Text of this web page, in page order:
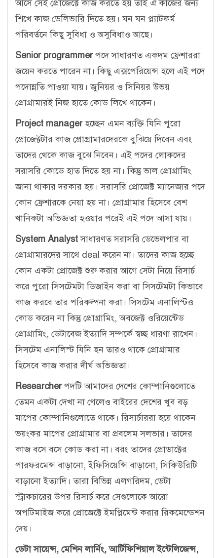
আসে সেই প্রোজেক্টে কাজ করতে হয় তাই ঐ কাজের জন্য
শিখে কাজ ডেলিভারি দিতে হয়। ঘন ঘন প্ল্যাটফর্ম
পরিবর্তনে কিছু সুবিধা ও অসুবিধাও আছে।
Senior programmerপদে সাধারণত একদম ফ্রেশাররা
জয়েন করতে পারেন না। কিছু এক্সপেরিয়েন্স হলে এই পদে
পদোন্নতি পাওয়া যায়। জুনিয়র ও সিনিয়র উভয়
প্রোগ্রামারই নিজ হাতে কোড লিখে থাকেন।
Project managerহচ্ছেন এমন ব্যক্তি যিনি পুরো
প্রোজেক্টটার কাজ প্রোগ্রামারদেরকে বুঝিয়ে দিবেন এবং
তাদের থেকে কাজ বুঝে নিবেন। এই পদের লোকদের
সরাসরি কোডে হাত দিতে হয় না। কিন্তু ভাল প্রোগ্রামিং
জানা থাকার দরকার হয়। সরাসরি প্রোজেক্ট ম্যানেজার পদে
কোন ফ্রেশারকে নেয়া হয় না। প্রোগ্রামার হিসেবে বেশ
খানিকটা অভিজ্ঞতা হওয়ার পরেই এই পদে আসা যায়।
System Analystসাধারণত সরাসরি ডেভেলপার বা
প্রোগ্রামারদের সাথে deal করেন না। তাদের কাজ হচ্ছে
কোন একটা প্রোজেক্ট শুরু করার আগে সেটা নিয়ে রিসার্চ
করে পুরো সিসটেমটা ডিজাইন করা বা সিসটেমটা কিভাবে
কাজ করবে তার পরিকল্পনা করা। সিসটেম এনালিস্টও
কোড করেন না কিন্তু প্রোগ্রামিং, অবজেক্ট ওরিয়েন্টেড
প্রোগ্রামিং, ডেটাবেজ ইত্যাদি সম্পর্কে স্বচ্ছ ধারণা রাখেন।
সিসটেম এনালিস্ট যিনি হন তারও থাকে প্রোগ্রামার
হিসেবে কাজ করার দীর্ঘ অভিজ্ঞতা।
Researcherপদটি আমাদের দেশের কোম্পানিগুলোতে
তেমন একটা দেখা না গেলেও বাইরের দেশের খুব বড়
মাপের কোম্পানিগুলোতে থাকে। রিসার্চাররা হয়ে থাকেন
ভয়ংকর মাপের প্রোগ্রামার বা প্রবলেম সলভার। তাদের
কাজ বসে বসে কোড করা না। বরং তাদের প্রোডাক্টের
পারফরমেন্স বাড়ানো, ইফিসিয়েন্সি বাড়ানো, সিকিউরিটি
বাড়ানো ইত্যাদি। তারা বিভিন্ন এলগরিদম, ডেটা
স্ট্রাকচারের উপর রিসার্চ করে সেগুলোকে আরো
অপটিমাইজ করে প্রোজেক্টে ইমপ্লিমেন্ট করার রিকমেন্ডেশন
দেয়।
ডেটা সায়েন্স, মেশিন লার্নিং, আর্টিফিশিয়াল ইন্টেলিজেন্স,